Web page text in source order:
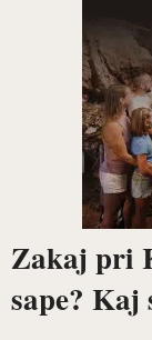
Zakaj pri
sape? Kaj